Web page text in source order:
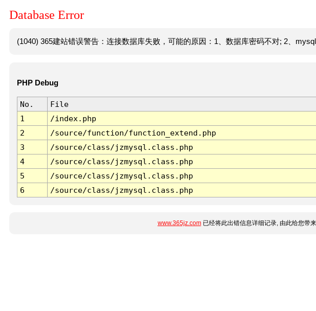
Database Error
(1040) 365建站错误警告：连接数据库失败，可能的原因：1、数据库密码不对; 2、mysql
PHP Debug
No. File
1
/index.php
2
/source/function/function_extend.php
3
/source/class/jzmysql.class.php
4
/source/class/jzmysql.class.php
5
/source/class/jzmysql.class.php
6
/source/class/jzmysql.class.php
www.365jz.com已经将此出错信息详细记录, 由此给您带